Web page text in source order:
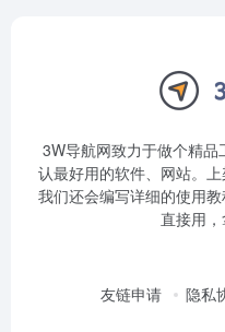
3W导航网致力于做个精
认最好用的软件、网站。
我们还会编写详细的使用
直接用，
友链申请 隐私